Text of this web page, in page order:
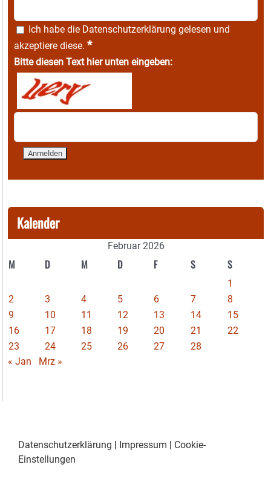
Ich habe die Datenschutzerklärung gelesen und
akzeptiere diese. *
Bitte diesen Text hier unten eingeben:
Kalender
Februar 2026
M D M D F S S
1
2
3 4 5 6 7
8
9
10 11 12 13 14
15
16
17 18 19 20 21
22
23
24 25 26 27
28
« Jan
Mrz »
Datenschutzerklärung | Impressum | Cookie-
Einstellungen